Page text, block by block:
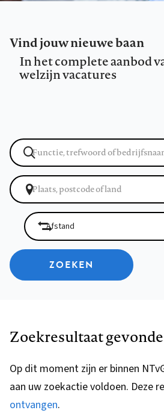
Vind jouw nieuwe baan
In het complete aanbod
welzijn vacatures
ZOEKEN
Zoekresultaat
Op dit moment zijn er binnen
aan uw zoekactie voldoen. Deze
ontvangen.